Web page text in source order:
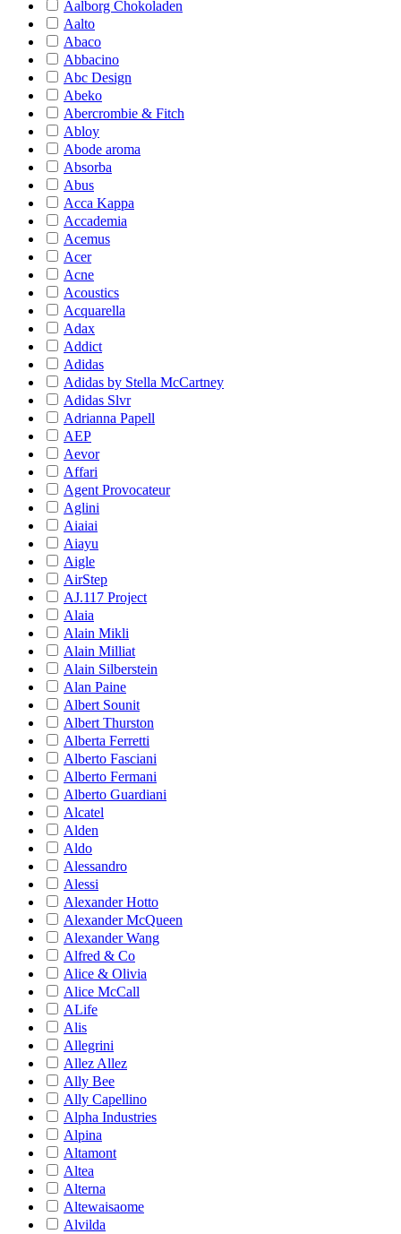
Aalborg Chokoladen
Aalto
Abaco
Abbacino
Abc Design
Abeko
Abercrombie & Fitch
Abloy
Abode aroma
Absorba
Abus
Acca Kappa
Accademia
Acemus
Acer
Acne
Acoustics
Acquarella
Adax
Addict
Adidas
Adidas by Stella McCartney
Adidas Slvr
Adrianna Papell
AEP
Aevor
Affari
Agent Provocateur
Aglini
Aiaiai
Aiayu
Aigle
AirStep
AJ.117 Project
Alaia
Alain Mikli
Alain Milliat
Alain Silberstein
Alan Paine
Albert Sounit
Albert Thurston
Alberta Ferretti
Alberto Fasciani
Alberto Fermani
Alberto Guardiani
Alcatel
Alden
Aldo
Alessandro
Alessi
Alexander Hotto
Alexander McQueen
Alexander Wang
Alfred & Co
Alice & Olivia
Alice McCall
ALife
Alis
Allegrini
Allez Allez
Ally Bee
Ally Capellino
Alpha Industries
Alpina
Altamont
Altea
Alterna
Altewaisaome
Alvilda